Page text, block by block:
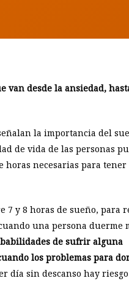
van desde la ansiedad,
la importancia del
de vida de las personas
horas necesarias para
7 y 8 horas de sueño, para
una persona duerme
de sufrir alguna
los problemas para
día sin descanso hay